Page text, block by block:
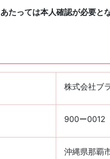
たっては本人確認が必要とな
株式会社ブ
900ー0012
沖縄県那覇